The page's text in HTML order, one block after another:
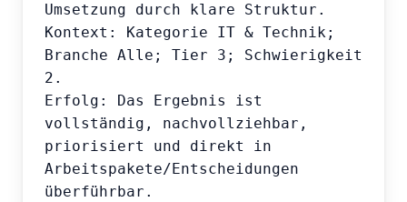
Umsetzung durch klare Struktur.
Kontext: Kategorie IT & Technik;
Branche Alle; Tier 3; Schwierigkeit
2.
Erfolg: Das Ergebnis ist
vollständig, nachvollziehbar,
priorisiert und direkt in
Arbeitspakete/Entscheidungen
überführbar.